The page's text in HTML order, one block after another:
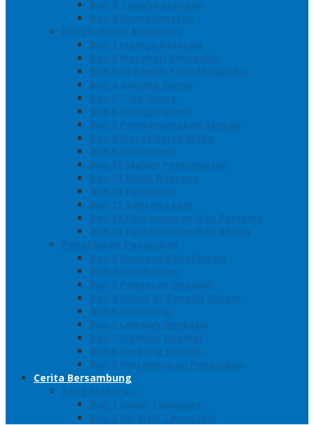
Bab 8 Tanah Larangan
Bab 9 Penyelamatan
Langit Hitam Majapahit
Bab 1 Menuju Kotaraja
Bab 2 Matahari Majapahit
Bab 3 Di Bawah Panji Majapahit
Bab 4 Gunung Semar
Bab 5 Tiga Orang
Bab 6 Wringin Anom
Bab 7 Pemberontakan Senyap
Bab 8 Siasat Gajah Mada
Bab 9 Rawa-rawa
Bab 10 Malam Penumpasan
Bab 11 Bulak Banteng
Bab 12 Persiapan
Bab 13 Rencana Lain
Bab 14 Pertempuran Hari Pertama
Bab 15 Pertempuran Hari Kedua
Penaklukan Panarukan
Bab 1 Rencana Penaklukan
Bab 2 Sabuk Inten
Bab 3 Pangeran Benawa
Bab 4 Kabut di Tengah Malam
Bab 5 Berhitung
Bab 6 Lembah Merbabu
Bab 7 Wedhus Gembel
Bab 8 Gerbang Demak
Bab 9 Pertempuran Panarukan
Cerita Bersambung
Sang Maharani
Bab 1 Bulan Telanjang
Bab 2 Nir Wuk Tanpa Jalu